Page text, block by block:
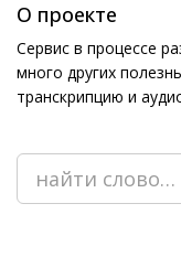
О проекте
Сервис в процессе
много других
транскрипцию и